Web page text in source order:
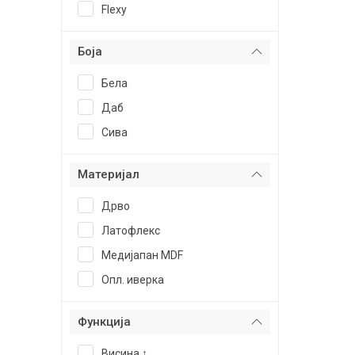
Flexy
Боја
Бела
Даб
Сива
Материјал
Дрво
Латофлекс
Медијапан MDF
Oпл. иверка
Функција